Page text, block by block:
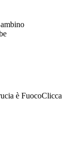
è FuocoClicca